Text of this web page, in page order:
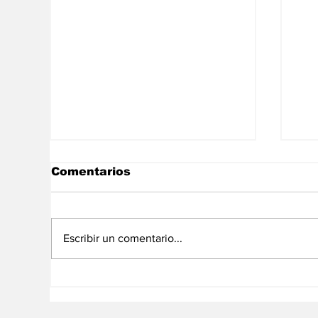
Comentarios
Escribir un comentario...